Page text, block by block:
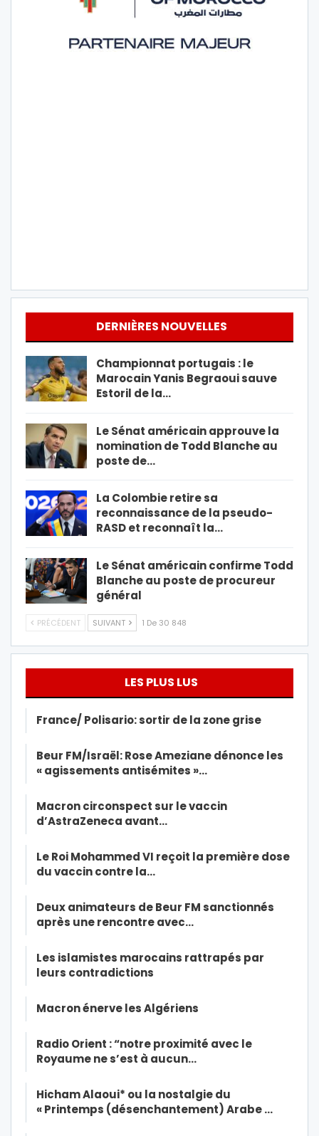
DERNIÈRES NOUVELLES
Championnat portugais : le
Marocain Yanis Begraoui sauve
Estoril de la…
Le Sénat américain approuve la
nomination de Todd Blanche au
poste de…
La Colombie retire sa
reconnaissance de la pseudo-
RASD et reconnaît la…
Le Sénat américain confirme Todd
Blanche au poste de procureur
général
PRÉCÉDENT SUIVANT 1 De 30 848
LES PLUS LUS
France/ Polisario: sortir de la zone grise
Beur FM/Israël: Rose Ameziane dénonce les
« agissements antisémites »…
Macron circonspect sur le vaccin
d’AstraZeneca avant…
Le Roi Mohammed VI reçoit la première dose
du vaccin contre la…
Deux animateurs de Beur FM sanctionnés
après une rencontre avec…
Les islamistes marocains rattrapés par
leurs contradictions
Macron énerve les Algériens
Radio Orient : “notre proximité avec le
Royaume ne s’est à aucun…
Hicham Alaoui* ou la nostalgie du
« Printemps (désenchantement) Arabe …